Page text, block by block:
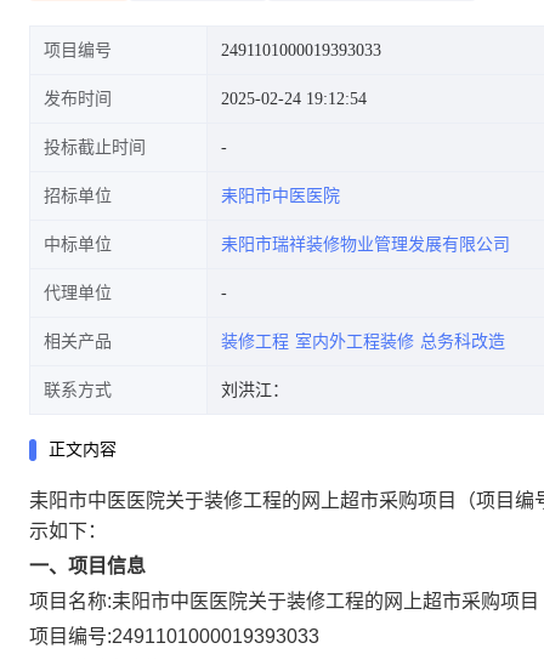
项目编号 2491101000019393033
发布时间 2025-02-24 19:12:54
投标截止时间
招标单位 耒阳市中医医院
中标单位 耒阳市瑞祥装修物业管理发展有限公司
代理单位
相关产品 装修工程 室内外工程装修 总务科改造
联系方式 刘洪江：
正文内容
耒阳市中医医院关于装修工程的网上超市采购项目
（项目编
示如下：
一、项目信息
项目名称:耒阳市中医医院关于装修工程的网上超市采购项目
项目编号:2491101000019393033